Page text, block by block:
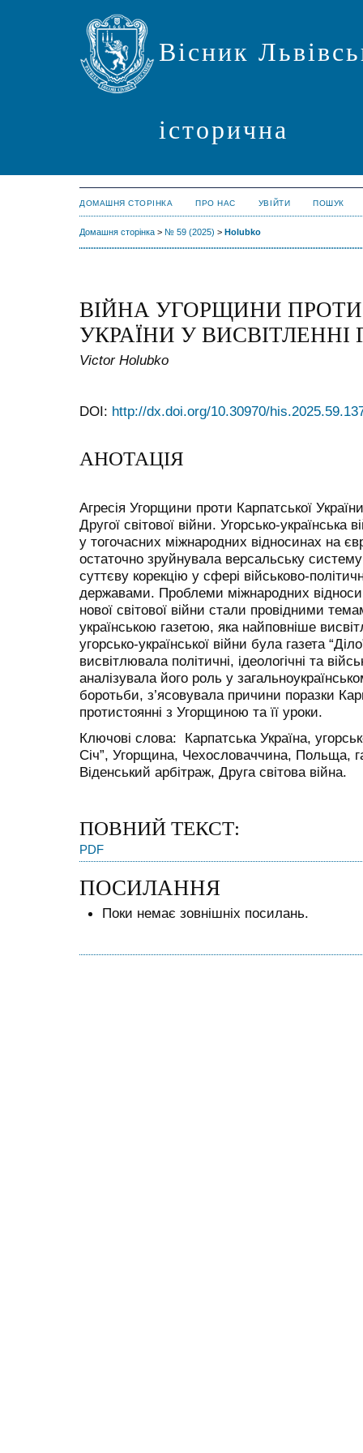
Вісник
історична
ДОМАШНЯ СТОРІНКА ПРО НАС УВІЙТИ ПОШУК
Домашня сторінка > № 59 (2025) > Holubko
ВІЙНА УГОРЩИНИ ПРОТИ
УКРАЇНИ У ВИСВІТЛЕННІ
Victor Holubko
DOI: http://dx.doi.org/10.30970/
АНОТАЦІЯ
Агресія Угорщини проти Карпатської
Другої світової війни. Угорсько-
у тогочасних міжнародних відносинах на
остаточно зруйнувала версальську
суттєву корекцію у сфері військово-
державами. Проблеми міжнародних
нової світової війни стали провідними
українською газетою, яка найповніше
угорсько-української війни була газета
висвітлювала політичні, ідеологічні та
аналізувала його роль у
боротьби, з’ясовувала причини поразки
протистоянні з Угорщиною та її уроки.
Ключові слова: Карпатська Україна,
Січ”, Угорщина, Чехословаччина, Польща,
Віденський арбітраж, Друга світова війна.
ПОВНИЙ ТЕКСТ:
PDF
ПОСИЛАННЯ
Поки немає зовнішніх посилань.